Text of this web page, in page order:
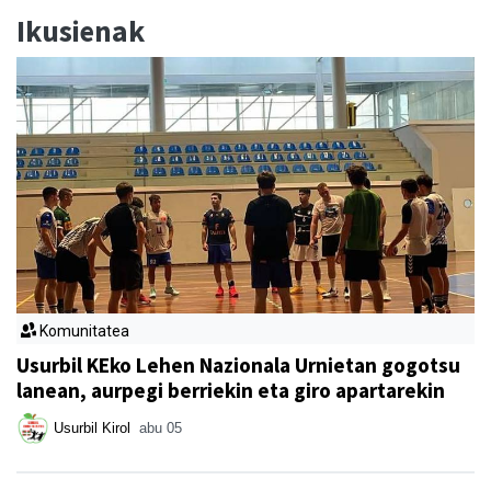
Ikusienak
Komunitatea
Usurbil KEko Lehen Nazionala Urnietan gogotsu
lanean, aurpegi berriekin eta giro apartarekin
Usurbil Kirol abu 05